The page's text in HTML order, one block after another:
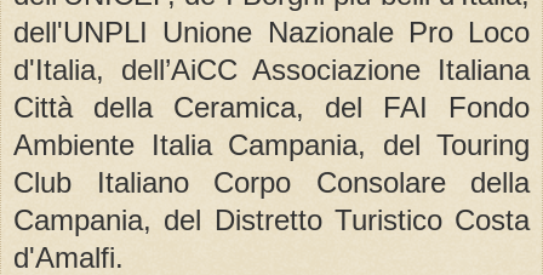
dell'UNPLI Unione Nazionale Pro Loco
d'Italia, dell’AiCC Associazione Italiana
Città della Ceramica, del FAI Fondo
Ambiente Italia Campania, del Touring
Club Italiano Corpo Consolare della
Campania, del Distretto Turistico Costa
d'Amalfi.